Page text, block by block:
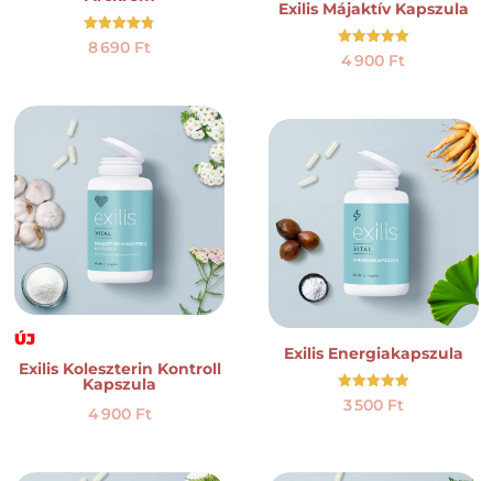
Értékelés:
4.73
8 690 Ft
Exilis Májaktív Kapszula
Értékelés:
5.00
4 900 Ft
ÚJ
Exilis Koleszterin Kontroll
Kapszula
4 900 Ft
Exilis Energiakapszula
Értékelés:
5.00
3 500 Ft